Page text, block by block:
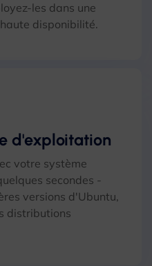
les dans une
disponibilité.
d'exploitation
votre système
secondes -
versions d'Ubuntu,
distributions